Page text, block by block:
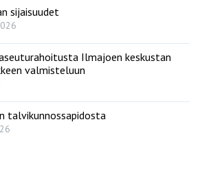
sijaisuudet
Ilmajoen keskustan
valmisteluun
talvikunnossapidosta